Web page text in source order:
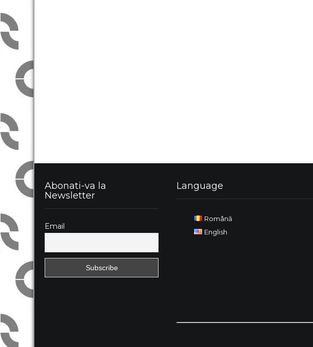
Abonati-va la
Newsletter
Email
Language
Română
English